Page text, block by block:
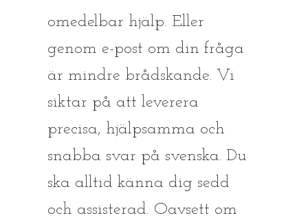
omedelbar hjälp. Eller
genom e-post om din fråga
är mindre brådskande. Vi
siktar på att leverera
precisa, hjälpsamma och
snabba svar på svenska. Du
ska alltid känna dig sedd
och assisterad. Oavsett om